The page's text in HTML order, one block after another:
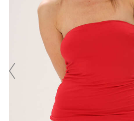
График платежей
Добавляйте товары